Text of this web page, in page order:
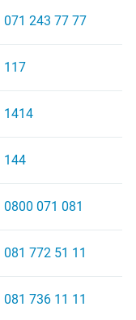
071 243 77 77
117
1414
144
0800 071 081
081 772 51 11
081 736 11 11